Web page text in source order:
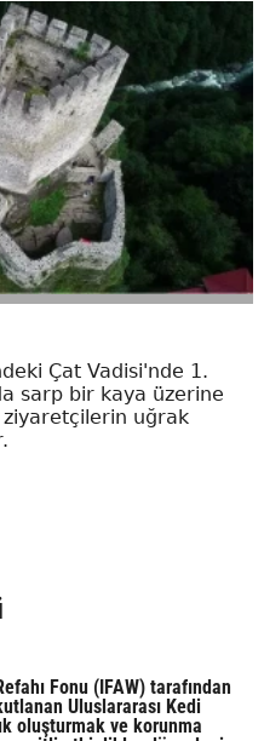
Çat Vadisi'nde 1.
sarp bir kaya üzerine
uğrak
Fonu (IFAW) tarafından
Uluslararası Kedi
oluşturmak ve korunma